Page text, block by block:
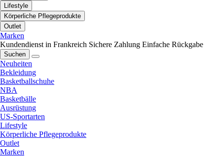
Lifestyle
Körperliche Pflegeprodukte
Outlet
Marken
Kundendienst in Frankreich Sichere Zahlung Einfache Rückgabe
Suchen
Neuheiten
Bekleidung
Basketballschuhe
NBA
Basketbälle
Ausrüstung
US-Sportarten
Lifestyle
Körperliche Pflegeprodukte
Outlet
Marken